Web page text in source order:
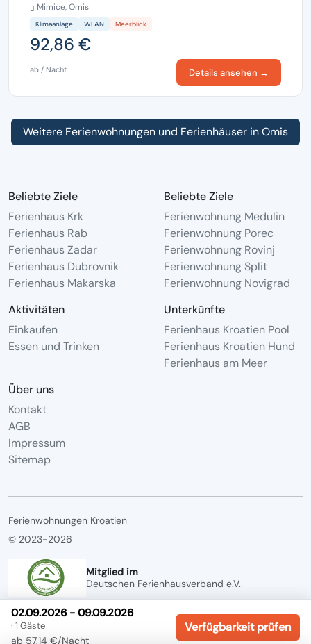
Mimice, Omis
Klimaanlage WLAN Meerblick
92,86 €
ab / Nacht Details ansehen →
Weitere Ferienwohnungen und Ferienhäuser in Omis
02.09.2026 - 09.09.2026
· 1 Gäste
ab 57,14 €/Nacht
Verfügbarkeit prüfen
Beliebte Ziele
Ferienhaus Krk
Ferienhaus Rab
Ferienhaus Zadar
Ferienhaus Dubrovnik
Ferienhaus Makarska
Beliebte Ziele
Ferienwohnung Medulin
Ferienwohnung Porec
Ferienwohnung Rovinj
Ferienwohnung Split
Ferienwohnung Novigrad
Aktivitäten
Einkaufen
Essen und Trinken
Unterkünfte
Ferienhaus Kroatien Pool
Ferienhaus Kroatien Hund
Ferienhaus am Meer
Über uns
Kontakt
AGB
Impressum
Sitemap
Ferienwohnungen Kroatien
© 2023-2026
Mitglied im
Deutschen Ferienhausverband e.V.